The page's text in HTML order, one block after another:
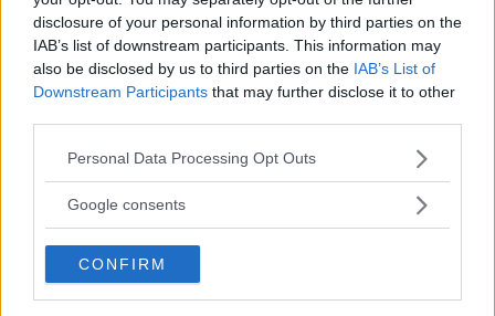
disclosure of your personal information by third parties on the
IAB’s list of downstream participants. This information may
also be disclosed by us to third parties on the IAB’s List of
Downstream Participants that may further disclose it to other
Please note that this website/app uses one or more Google
not limited to your visit or usage behaviour. You may click to
use your data for below specified purposes in below Google
consent section.
Personal Data Processing Opt Outs
Google consents
CONFIRM
människor som förlitar sig på tågförbindelsen
genom den storslagna afrikanska naturen.
Mittuniversitetet